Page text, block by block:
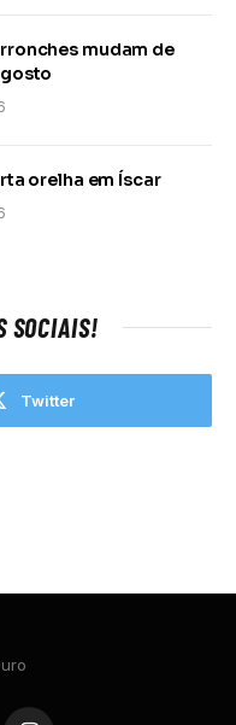
mudam de
orelha em Íscar
SOCIAIS!
Twitter